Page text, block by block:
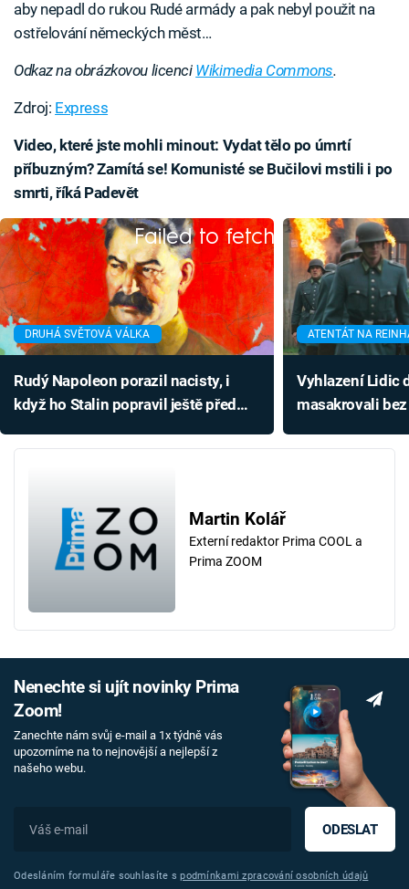
aby nepadl do rukou Rudé armády a pak nebyl použit na
ostřelování německých měst…
Odkaz na obrázkovou licenci Wikimedia Commons.
Zdroj: Express
Video, které jste mohli minout: Vydat tělo po úmrtí
příbuzným? Zamítá se! Komunisté se Bučilovi mstili i po
smrti, říká Padevět
Failed to fetch
DRUHÁ SVĚTOVÁ VÁLKA
Rudý Napoleon porazil nacisty, i
když ho Stalin popravil ještě před
ATENTÁT NA
Vyhlazení Lidic
masakrovali
Martin Kolář
Externí redaktor Prima COOL a
Prima ZOOM
Nenechte si ujít novinky Prima
Zoom!
Zanechte nám svůj e-mail a 1x týdně vás
upozorníme na to nejnovější a nejlepší z
našeho webu.
ODESLAT
Odesláním formuláře souhlasíte spodmínkami zpracování osobních údajů